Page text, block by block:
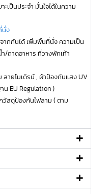
เป็นประจำ มั่นใจได้ในความ
นั่ง
ากกันได้ เพิ่มพื้นที่นั่ง ความเป็น
/ถาดอาหาร ที่วางพักเท้า
ลายโมเดิรน์ , ผ้าป้องกันแสง UV
น EU Regulation )
วัสดุป้องกันไฟลาม ( ตาม